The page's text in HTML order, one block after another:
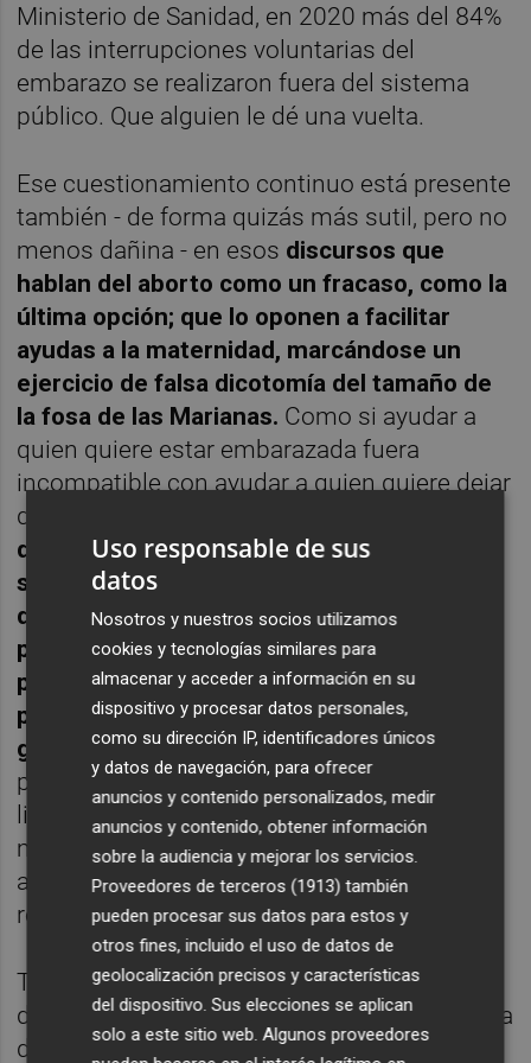
Ministerio de Sanidad, en 2020 más del 84%
de las interrupciones voluntarias del
embarazo se realizaron fuera del sistema
público. Que alguien le dé una vuelta.
Ese cuestionamiento continuo está presente
también - de forma quizás más sutil, pero no
menos dañina - en esos discursos que
hablan del aborto como un fracaso, como la
última opción; que lo oponen a facilitar
ayudas a la maternidad, marcándose un
ejercicio de falsa dicotomía del tamaño de
la fosa de las Marianas. Como si ayudar a
quien quiere estar embarazada fuera
incompatible con ayudar a quien quiere dejar
de estarlo
defienden la legislación justita para que no
se nos amontonen las muchachas
desangradas en la trastienda de una
pajarería con una percha entre las piernas,
pero nada más. Cuanto más humillante y
punitivo sea todo el proceso, mejor, por
guarras irresponsables.Y, por supuesto, sin
perder la oportunidad de poner en duda el
libre albedrío de la afectada, ¿cómo va una
mujer a estar segura de algo que ha elegido
autónomamente tras haber reflexionado al
respecto, qué disparate es ese?
Todos esos planteamientos se aprovechan
del magma de la culpabilidad, la mejor amiga
de la condición femenina desde tiempos
Uso responsable de sus
datos
Nosotros y nuestros socios utilizamos
cookies y tecnologías similares para
almacenar y acceder a información en su
dispositivo y procesar datos personales,
como su dirección IP, identificadores únicos
y datos de navegación, para ofrecer
anuncios y contenido personalizados, medir
anuncios y contenido, obtener información
sobre la audiencia y mejorar los servicios.
Proveedores de terceros (1913) también
pueden procesar sus datos para estos y
otros fines, incluido el uso de datos de
geolocalización precisos y características
del dispositivo. Sus elecciones se aplican
solo a este sitio web. Algunos proveedores